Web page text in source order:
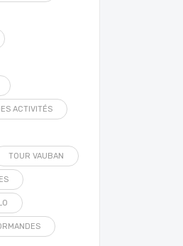
ACTIVITÉS
TOUR VAUBAN